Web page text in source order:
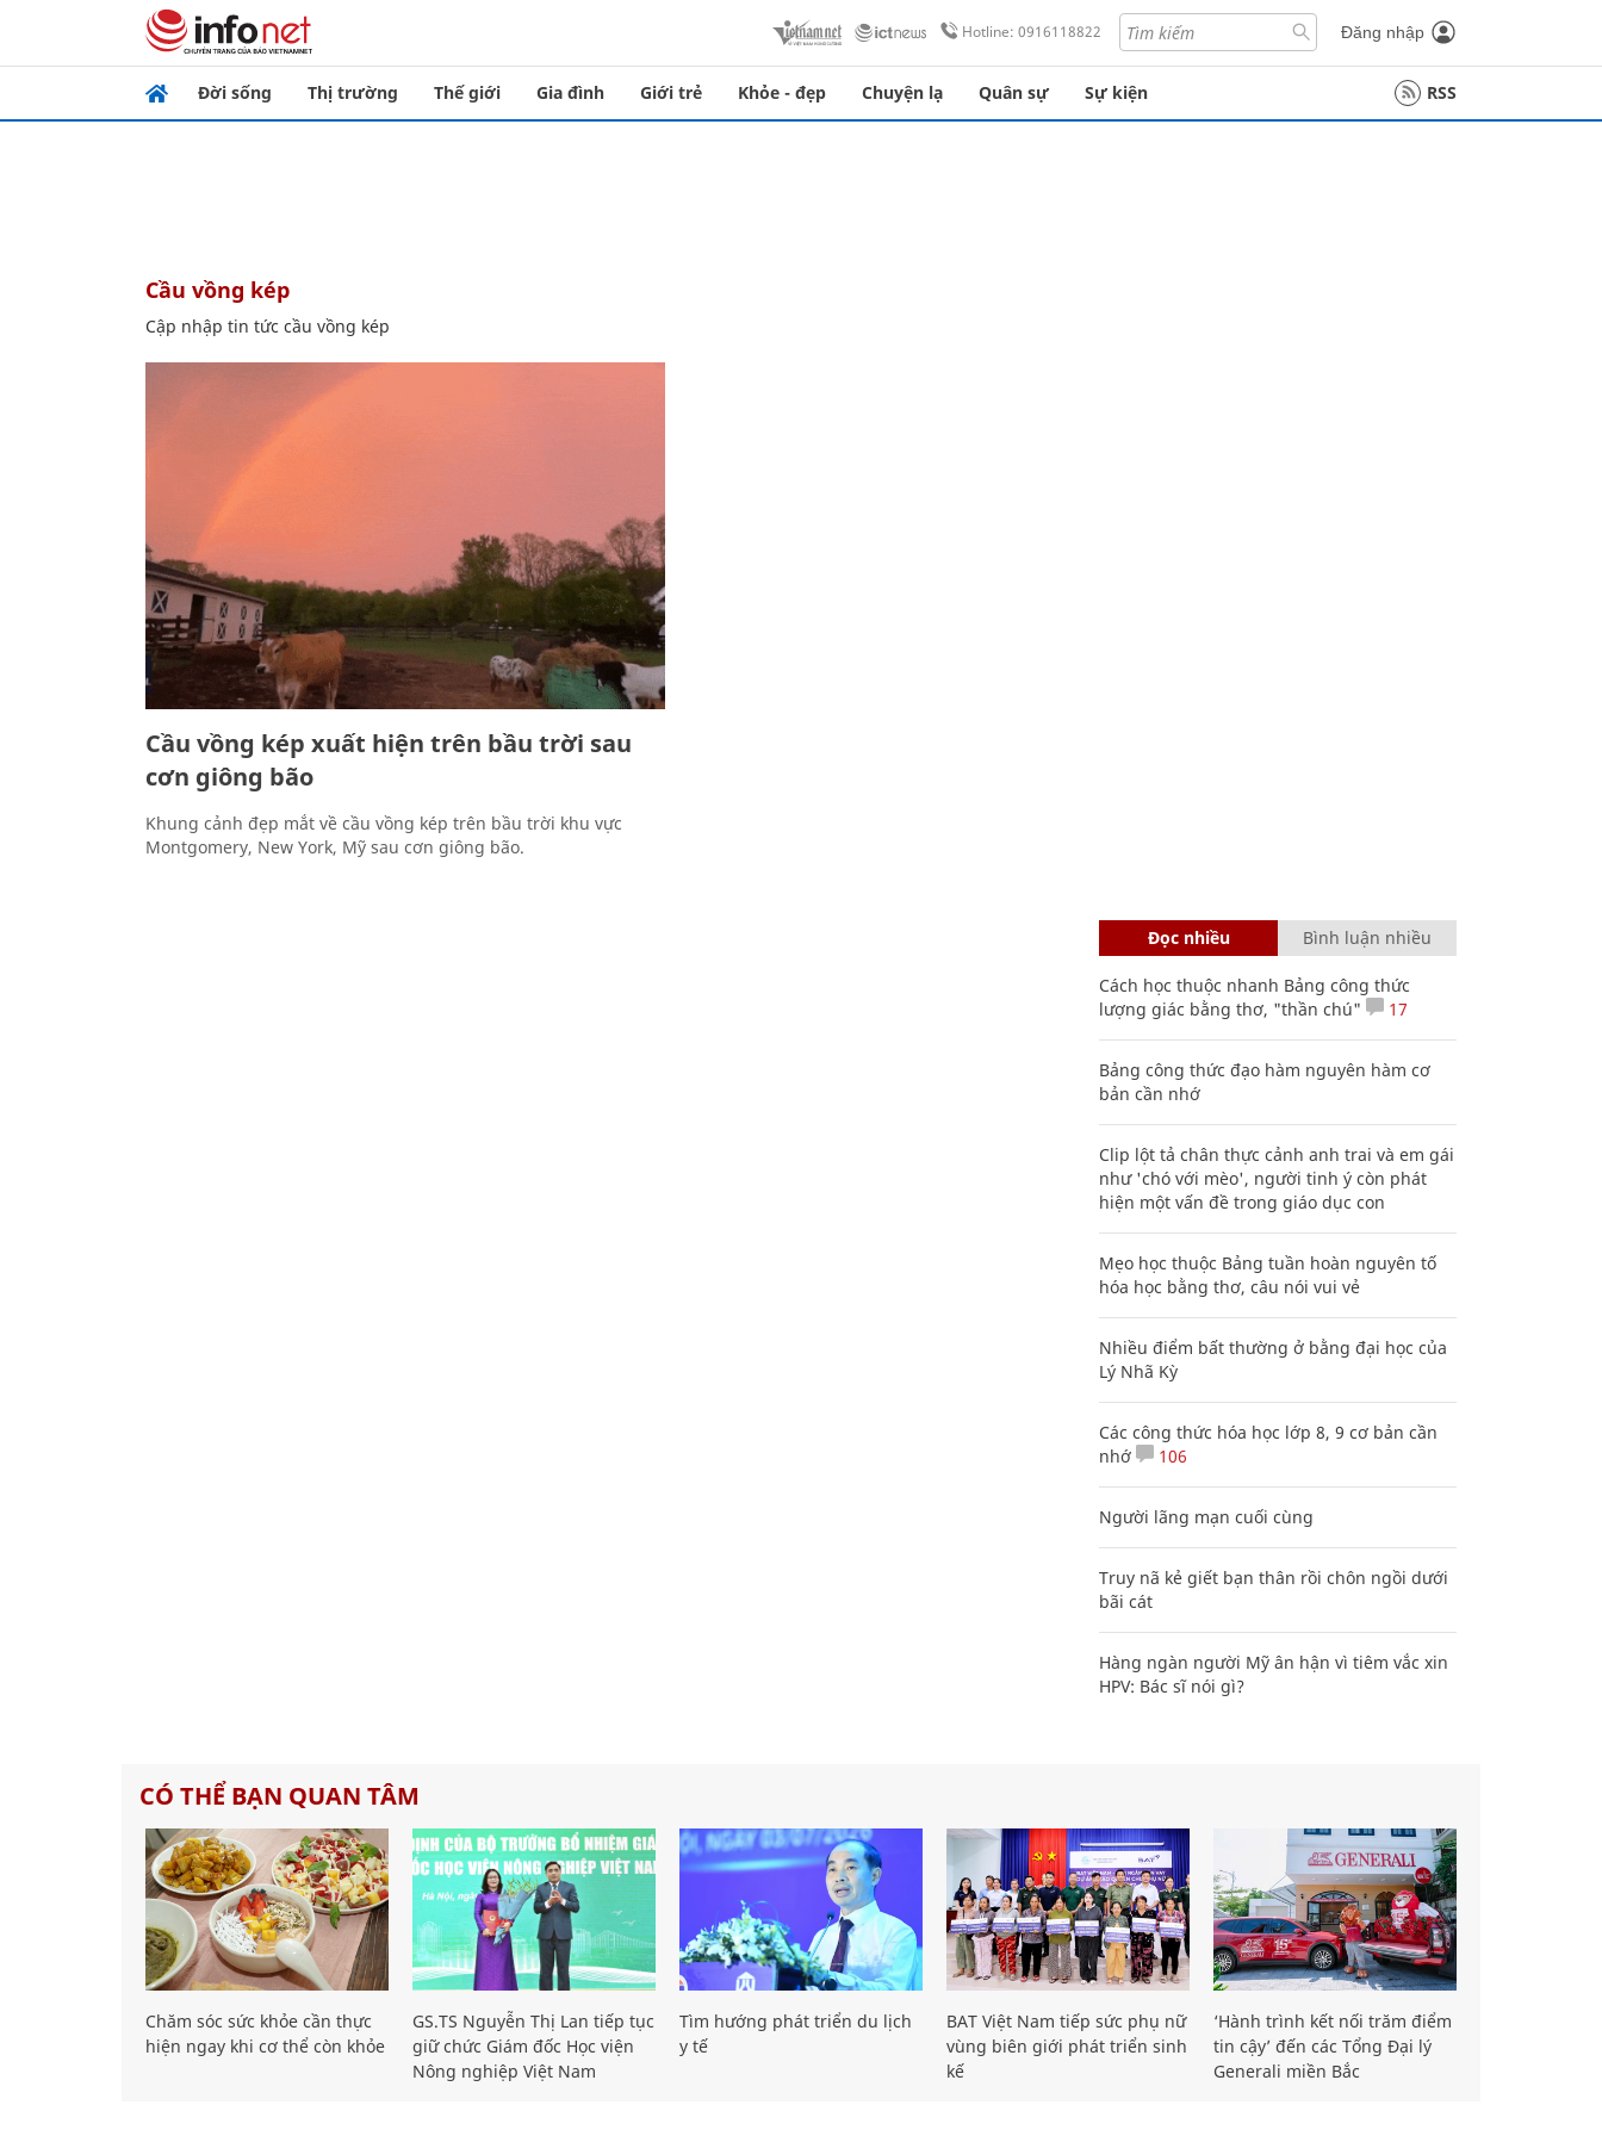
Hotline: 0916118822 Đăng nhập
Đời sống Thị trường Thế giới Gia đình Giới trẻ Khỏe - đẹp Chuyện lạ Quân sự Sự kiện RSS
cầu vồng kép
Cập nhập tin tức cầu vồng kép
Cầu vồng kép xuất hiện trên bầu trời sau
cơn giông bão
Khung cảnh đẹp mắt về cầu vồng kép trên bầu trời khu vực
Montgomery, New York, Mỹ sau cơn giông bão.
Đọc nhiều Bình luận nhiều
Cách học thuộc nhanh Bảng công thức
lượng giác bằng thơ, "thần chú"
17
Bảng công thức đạo hàm nguyên hàm cơ
bản cần nhớ
Clip lột tả chân thực cảnh anh trai và em gái
như 'chó với mèo', người tinh ý còn phát
hiện một vấn đề trong giáo dục con
Mẹo học thuộc Bảng tuần hoàn nguyên tố
hóa học bằng thơ, câu nói vui vẻ
Nhiều điểm bất thường ở bằng đại học của
Lý Nhã Kỳ
Các công thức hóa học lớp 8, 9 cơ bản cần
nhớ
106
Người lãng mạn cuối cùng
Truy nã kẻ giết bạn thân rồi chôn ngồi dưới
bãi cát
Hàng ngàn người Mỹ ân hận vì tiêm vắc xin
HPV: Bác sĩ nói gì?
CÓ THỂ BẠN QUAN TÂM
Chăm sóc sức khỏe cần thực
hiện ngay khi cơ thể còn khỏe
GS.TS Nguyễn Thị Lan tiếp tục
giữ chức Giám đốc Học viện
Nông nghiệp Việt Nam
Tìm hướng phát triển du lịch
y tế
BAT Việt Nam tiếp sức phụ nữ
vùng biên giới phát triển sinh
kế
‘Hành trình kết nối trăm điểm
tin cậy’ đến các Tổng Đại lý
Generali miền Bắc